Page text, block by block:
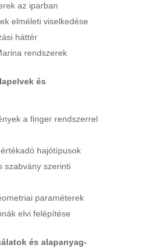
az iparban
elméleti viselkedése
háttér
rendszerek
és
a finger rendszerrel
hajótípusok
szabvány szerinti
paraméterek
elvi felépítése
és alapanyag-